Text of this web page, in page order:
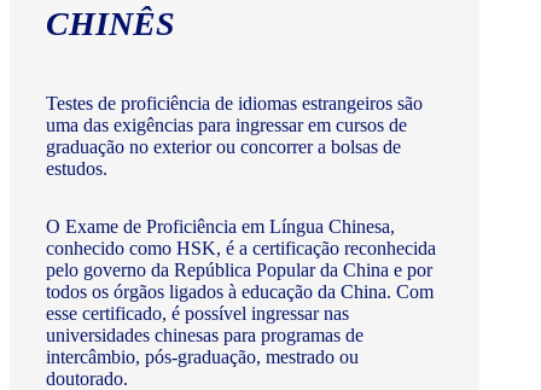
CHINÊS
Testes de proficiência de idiomas estrangeiros são
uma das exigências para ingressar em cursos de
graduação no exterior ou concorrer a bolsas de
estudos.
O Exame de Proficiência em Língua Chinesa,
conhecido como HSK, é a certificação reconhecida
pelo governo da República Popular da China e por
todos os órgãos ligados à educação da China. Com
esse certificado, é possível ingressar nas
universidades chinesas para programas de
intercâmbio, pós-graduação, mestrado ou
doutorado.